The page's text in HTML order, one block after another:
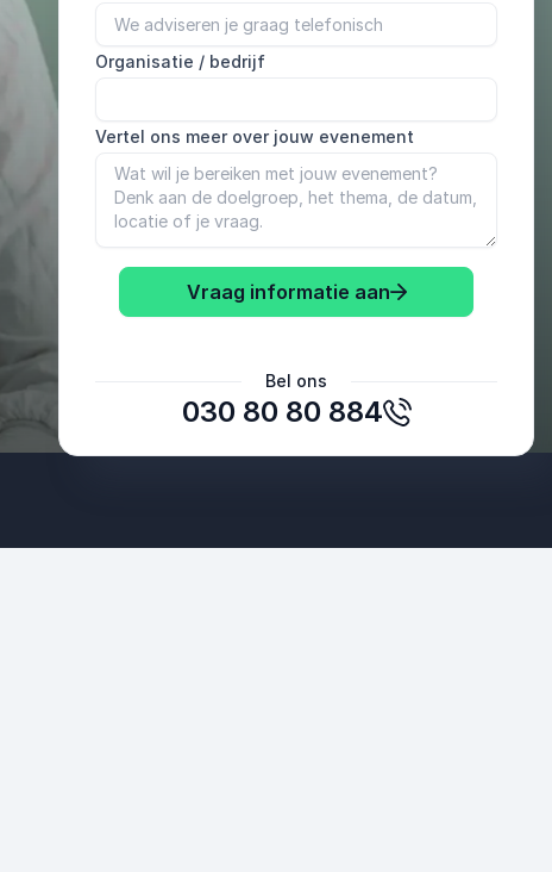
Organisatie / bedrijf
Vertel ons meer over jouw evenement
Vraag informatie aan
Bel ons
030 80 80 884
Manager GEZ Samenwerkingsverband Midden